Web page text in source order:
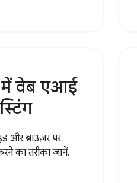
में वेब एआई
और ब्राउज़र पर
का तरीका जानें.